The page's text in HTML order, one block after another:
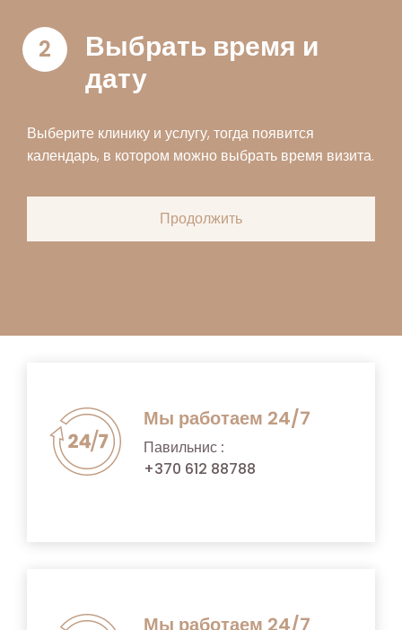
2
Выбрать время и
дату
Выберите клинику и услугу, тогда появится
календарь, в котором можно выбрать время визита.
Мы работаем 24/7
Павильнис :
+370 612 88788
Мы работаем 24/7